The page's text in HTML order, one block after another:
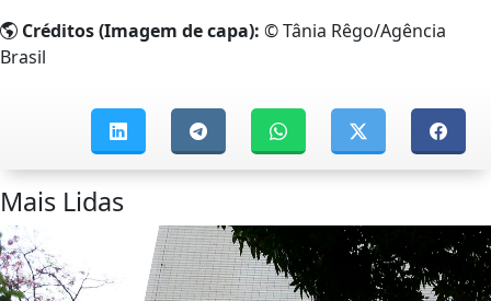
Créditos (Imagem de capa): © Tânia Rêgo/Agência
Brasil
Mais Lidas